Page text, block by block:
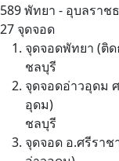
589พัทยา - อุบลราช
27 จุดจอด
จุดจอดพัทยา (ติ
ชลบุรี
จุดจอดอ่าวอุดม
อุดม)
ชลบุรี
จุดจอด อ.ศรีรา